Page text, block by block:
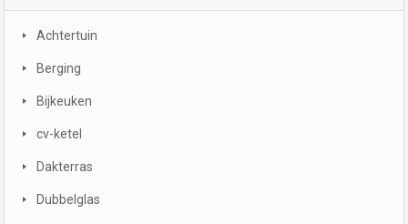
Achtertuin
Berging
Bijkeuken
cv-ketel
Dakterras
Dubbelglas